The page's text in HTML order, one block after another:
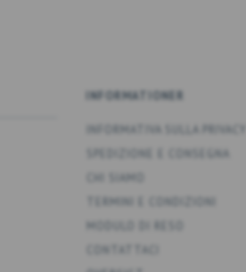
INFORMATIONER
INFORMATIVA SULLA PRIVACY
CHI SIAMO
TERMINI E CONDIZIONI
MODULO DI RESO